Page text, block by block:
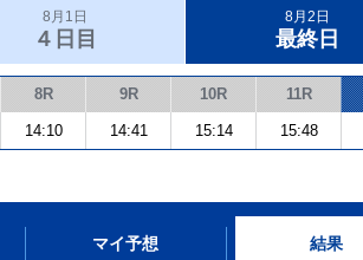
8月1日
４日目
8月2日
最終日
8R 9R 10R 11R
14:10 14:41 15:14 15:48
マイ予想 結果